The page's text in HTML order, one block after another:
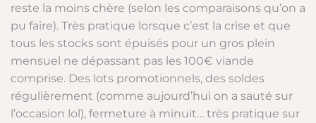
reste la moins chère (selon les comparaisons qu’on a
pu faire). Très pratique lorsque c’est la crise et que
tous les stocks sont épuisés pour un gros plein
mensuel ne dépassant pas les 100€ viande
comprise. Des lots promotionnels, des soldes
régulièrement (comme aujourd’hui on a sauté sur
l’occasion lol), fermeture à minuit… très pratique sur